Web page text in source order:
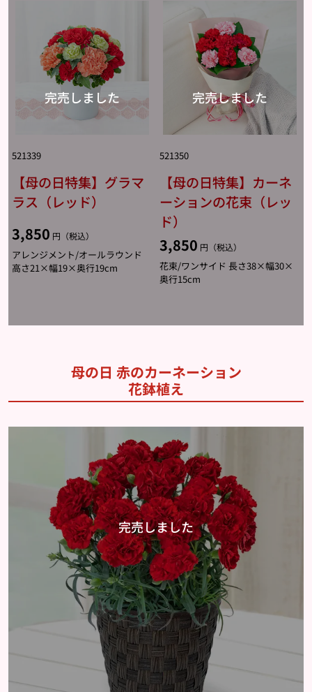
521339
【母の日特集】グラマ
ラス（レッド）
3,850 円（税込）
アレンジメント/オールラウンド
高さ21×幅19×奥行19cm
521350
【母の日特集】カーネ
ーションの花束（レッ
ド）
3,850 円（税込）
花束/ワンサイド 長さ38×幅30×
奥行15cm
母の日 赤のカーネーション
花鉢植え